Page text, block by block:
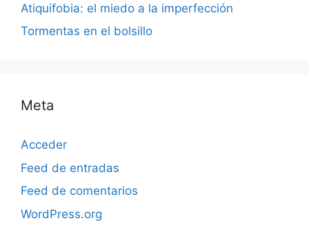
Atiquifobia: el miedo a la imperfección
Tormentas en el bolsillo
Meta
Acceder
Feed de entradas
Feed de comentarios
WordPress.org